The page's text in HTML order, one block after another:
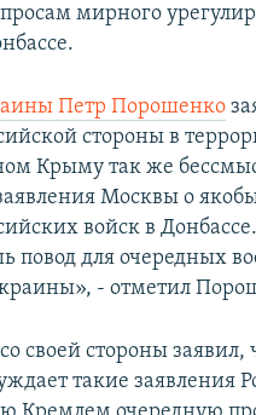
мирного
Петр Порошенко
стороны в
Крыму так же
Москвы о
войск в
повод для очередных
- отметил
своей стороны заявил,
такие заявления